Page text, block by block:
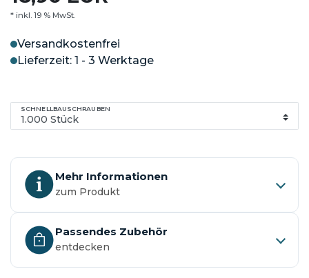
* inkl. 19 % MwSt.
Versandkostenfrei
Lieferzeit: 1 - 3 Werktage
SCHNELLBAUSCHRAUBEN
Mehr Informationen
zum Produkt
Passendes Zubehör
entdecken